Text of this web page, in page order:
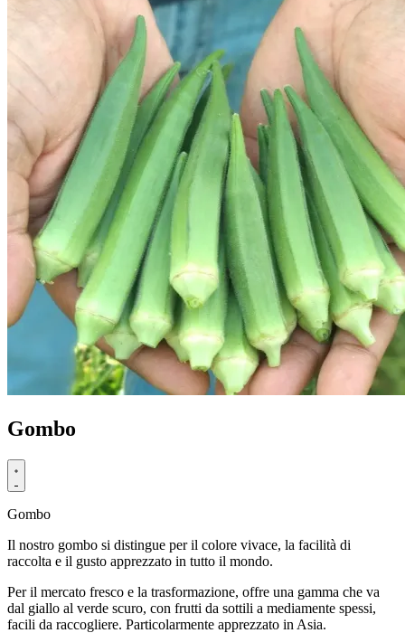
Gombo
Gombo
Il nostro gombo si distingue per il colore vivace, la facilità di
raccolta e il gusto apprezzato in tutto il mondo.
Per il mercato fresco e la trasformazione, offre una gamma che va
dal giallo al verde scuro, con frutti da sottili a mediamente spessi,
facili da raccogliere. Particolarmente apprezzato in Asia.